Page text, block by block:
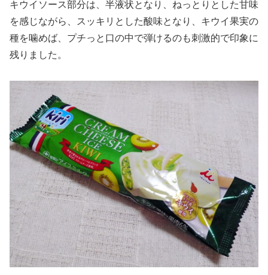
キウイソース部分は、半液状となり、ねっとりとした甘味
を感じながら、スッキリとした酸味となり、キウイ果実の
種を噛めば、プチっと口の中で弾けるのも刺激的で印象に
残りました。